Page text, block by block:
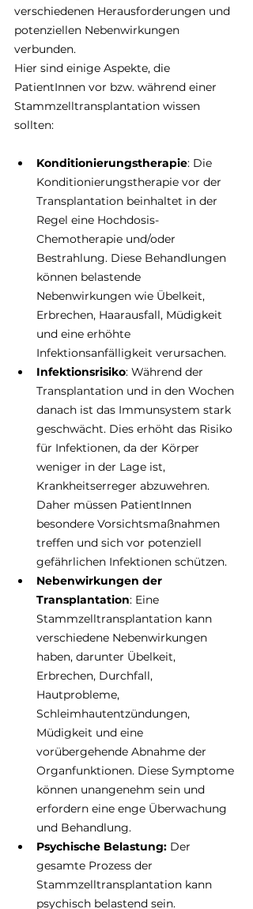
verschiedenen Herausforderungen und
potenziellen Nebenwirkungen
verbunden.
Hier sind einige Aspekte, die
PatientInnen vor bzw. während einer
Stammzelltransplantation wissen
sollten:
Konditionierungstherapie: Die
Konditionierungstherapie vor der
Transplantation beinhaltet in der
Regel eine Hochdosis-
Chemotherapie und/oder
Bestrahlung. Diese Behandlungen
können belastende
Nebenwirkungen wie Übelkeit,
Erbrechen, Haarausfall, Müdigkeit
und eine erhöhte
Infektionsanfälligkeit verursachen.
Infektionsrisiko: Während der
Transplantation und in den Wochen
danach ist das Immunsystem stark
geschwächt. Dies erhöht das Risiko
für Infektionen, da der Körper
weniger in der Lage ist,
Krankheitserreger abzuwehren.
Daher müssen PatientInnen
besondere Vorsichtsmaßnahmen
treffen und sich vor potenziell
gefährlichen Infektionen schützen.
Nebenwirkungen der
Transplantation: Eine
Stammzelltransplantation kann
verschiedene Nebenwirkungen
haben, darunter Übelkeit,
Erbrechen, Durchfall,
Hautprobleme,
Schleimhautentzündungen,
Müdigkeit und eine
vorübergehende Abnahme der
Organfunktionen. Diese Symptome
können unangenehm sein und
erfordern eine enge Überwachung
und Behandlung.
Psychische Belastung: Der
gesamte Prozess der
Stammzelltransplantation kann
psychisch belastend sein.